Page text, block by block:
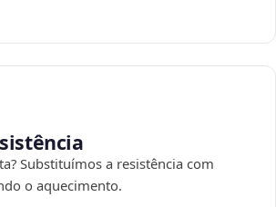
Substituímos a resistência com
o aquecimento.